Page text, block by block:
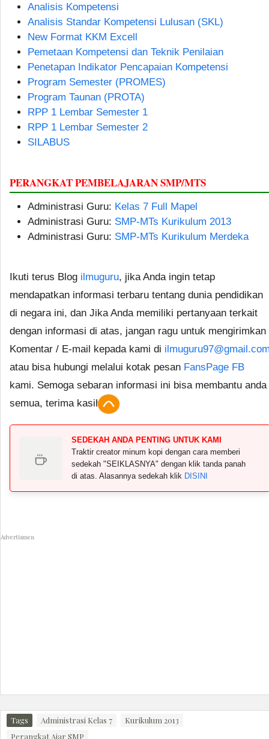
Analisis Kompetensi
Analisis Standar Kompetensi Lulusan (SKL)
New Format KKM Excell
Pemetaan Kompetensi dan Teknik Penilaian
Penetapan Indikator Pencapaian Kompetensi
Program Semester (PROMES)
Program Taunan (PROTA)
RPP 1 Lembar Semester 1
RPP 1 Lembar Semester 2
SILABUS
PERANGKAT PEMBELAJARAN SMP/MTS
Administrasi Guru: Kelas 7 Full Mapel
Administrasi Guru: SMP-MTs Kurikulum 2013
Administrasi Guru: SMP-MTs Kurikulum Merdeka
Ikuti terus Blog ilmuguru, jika Anda ingin tetap
mendapatkan informasi terbaru tentang dunia pendidikan
di negara ini, dan Jika Anda memiliki pertanyaan terkait
dengan informasi di atas, jangan ragu untuk mengirimkan
Komentar / E-mail kepada kami di
atau bisa hubungi melalui kotak pesan FansPage FB
kami. Semoga sebaran informasi ini bisa membantu anda
semua, terima kasih.
SEDEKAH ANDA PENTING UNTUK KAMI
Traktir creator minum kopi dengan cara memberi
sedekah "SEIKLASNYA" dengan klik tanda panah
di atas. Alasannya sedekah klik DISINI
Advertismen
Tags Administrasi Kelas 7
Kurikulum 2013
Perangkat Ajar SMP